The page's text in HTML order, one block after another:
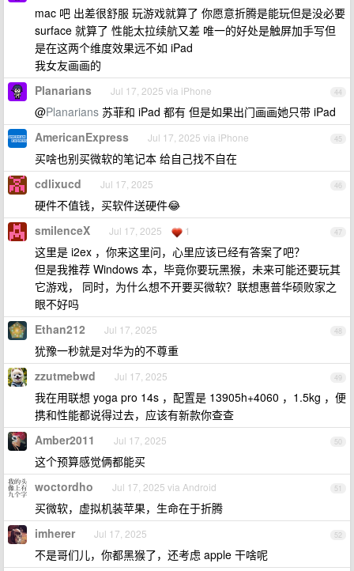
mac 吧 出差很舒服 玩游戏就算了 你愿意折腾是能玩但是没必要
surface 就算了 性能太拉续航又差 唯一的好处是触屏加手写但
是在这两个维度效果远不如 iPad
我女友画画的
44
Planarians Jul 17, 2025 via iPhone
@Planarians 苏菲和 iPad 都有 但是如果出门画画她只带 iPad
45
AmericanExpress Jul 17, 2025 via iPhone
买啥也别买微软的笔记本 给自己找不自在
46
cdlixucd Jul 17, 2025
硬件不值钱，买软件送硬件😂
47
smilenceX Jul 17, 2025 1
这里是 i2ex ，你来这里问，心里应该已经有答案了吧？
但是我推荐 Windows 本，毕竟你要玩黑猴，未来可能还要玩其
它游戏， 同时，为什么想不开要买微软？联想惠普华硕败家之
眼不好吗
48
Ethan212 Jul 17, 2025
犹豫一秒就是对华为的不尊重
49
zzutmebwd Jul 17, 2025
我在用联想 yoga pro 14s ，配置是 13905h+4060 ，1.5kg ，便
携和性能都说得过去，应该有新款你查查
50
Amber2011 Jul 17, 2025
这个预算感觉俩都能买
51
woctordho Jul 17, 2025 via Android
买微软，虚拟机装苹果，生命在于折腾
52
imherer Jul 17, 2025
不是哥们儿，你都黑猴了，还考虑 apple 干啥呢